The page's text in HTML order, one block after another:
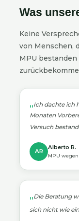
Was
Keine
von Menschen,
MPU
Ich dachte ich
Monaten
Versuch
AR
Alberto R.
MPU
Die Beratung
sich nicht wie